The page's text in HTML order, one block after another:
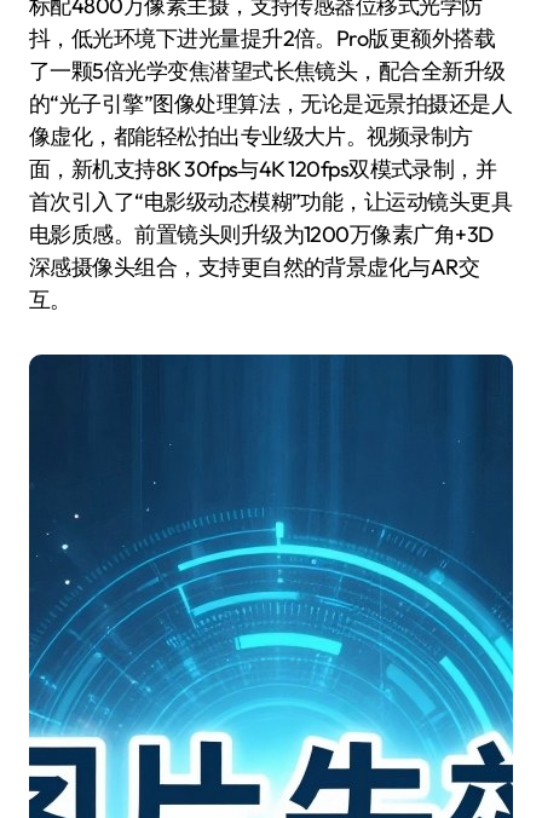
抖，低光环境下进光量提升2倍。Pro版更额外搭载
了一颗5倍光学变焦潜望式长焦镜头，配合全新升级
的“光子引擎”图像处理算法，无论是远景拍摄还是人
像虚化，都能轻松拍出专业级大片。视频录制方
面，新机支持8K 30fps与4K 120fps双模式录制，并
首次引入了“电影级动态模糊”功能，让运动镜头更具
电影质感。前置镜头则升级为1200万像素广角+3D
深感摄像头组合，支持更自然的背景虚化与AR交
互。